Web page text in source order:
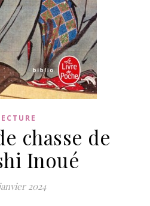
chasse de
Inoué
2024